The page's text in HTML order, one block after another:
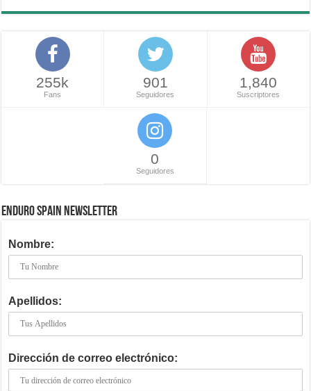
255k
Fans
901
Seguidores
1,840
Suscriptores
0
Seguidores
ENDURO SPAIN NEWSLETTER
Nombre:
Apellidos:
Dirección de correo electrónico: